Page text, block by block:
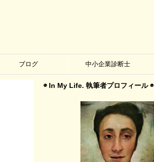
ブログ 中小企業診断士
◉ In My Life. 執筆者プロフィール ◉